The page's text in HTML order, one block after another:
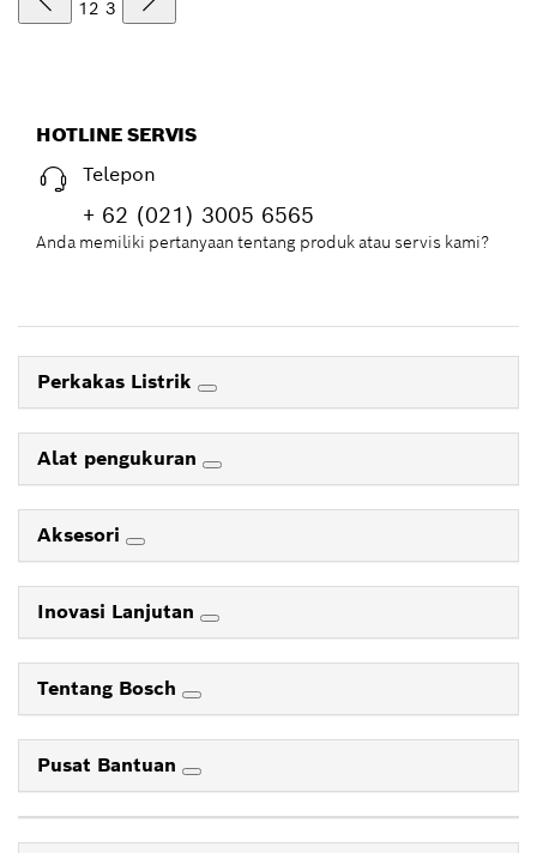
1 2 3
HOTLINE SERVIS
Telepon
+ 62 (021) 3005 6565
Anda memiliki pertanyaan tentang produk atau servis kami?
Perkakas Listrik
Alat pengukuran
Aksesori
Inovasi Lanjutan
Tentang Bosch
Pusat Bantuan